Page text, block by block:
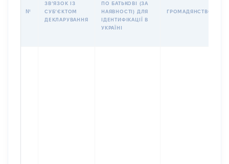
№
ЗВʼЯЗОК ІЗ
СУБʼЄКТОМ
ДЕКЛАРУВАННЯ
ПО БАТЬКОВІ (ЗА
НАЯВНОСТІ) ДЛЯ
ІДЕНТИФІКАЦІЇ В
УКРАЇНІ
ГРОМАДЯНСТВО